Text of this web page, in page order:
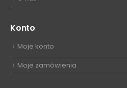
Konto
Moje konto
Moje zamówienia